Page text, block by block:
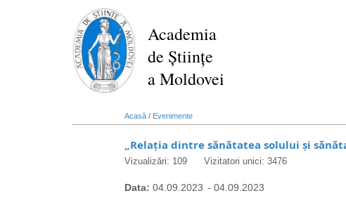
Academia
de Științe
a Moldovei
Acasă / Evenimente
„Relația dintre sănătatea solului și
Vizualizări: 109 Vizitatori unici: 3476
Data: 04.09.2023 - 04.09.2023